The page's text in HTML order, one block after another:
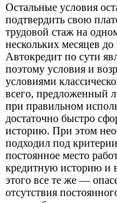
Остальные условия
подтвердить свою
трудовой стаж на
нескольких месяцев до
Автокредит по сути
поэтому условия и
условиями
всего, предложенный
при правильном
достаточно быстро
историю. При этом
подходил под
постоянное место
кредитную историю и
этого все те же —
отсутствия